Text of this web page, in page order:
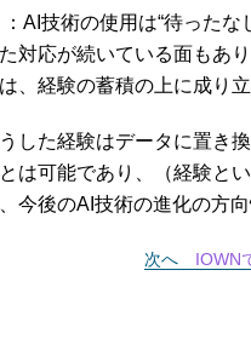
：AI技術の使用は“待った
対応が続いている面もあ
、経験の蓄積の上に成り
した経験はデータに置き
は可能であり、（経験と
今後のAI技術の進化の方
次へ IOWN